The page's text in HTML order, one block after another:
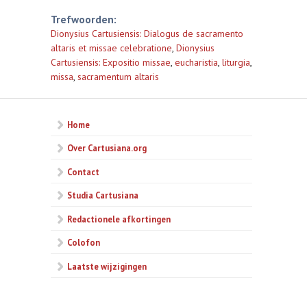
Trefwoorden:
Dionysius Cartusiensis: Dialogus de sacramento
altaris et missae celebratione, Dionysius
Cartusiensis: Expositio missae, eucharistia, liturgia,
missa, sacramentum altaris
Home
Over Cartusiana.org
Contact
Studia Cartusiana
Redactionele afkortingen
Colofon
Laatste wijzigingen